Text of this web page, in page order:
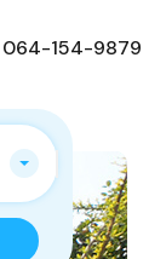
064-154-9879